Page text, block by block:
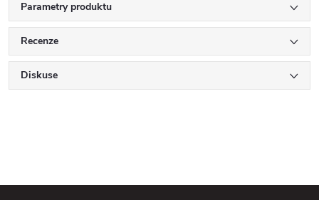
Parametry produktu
Recenze
Diskuse